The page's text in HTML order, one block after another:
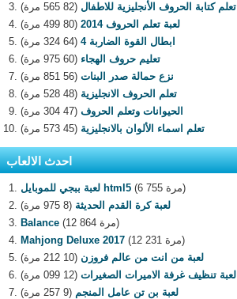
تعلم كتابة الحروف الأنجليزية للاطفال (82 565 مرة)
لعبة تعلم الحروف 2014
(80 499 مرة)
ابطال القوة الضاربة 4
(64 324 مرة)
تعليم حروف الهجاء (60 975 مرة)
نزع حمالة صدر البنات (56 851 مرة)
تعلم الحروف الانجليزية (48 528 مرة)
الحيوانات وتعلم الحروف (47 304 مرة)
تعلم اسماء الألوان بالانجليزية (45 573 مرة)
احدث الالعاب
لعبة ببجي للموبايل html5
(6 755 مرة)
لعبة كرة القدم الحديثة (8 975 مرة)
Balance
(12 864 مرة)
Mahjong Deluxe 2017
(12 231 مرة)
لعبة من انت من عالم فروزن (10 212 مرة)
لعبة تنظيف غرفة الاميرات الصغيرات (12 099 مرة)
لعبة بن تن عامل المنجم (9 257 مرة)